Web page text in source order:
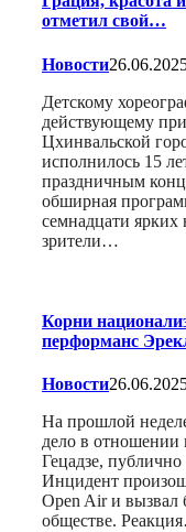
отметил свой…
Новости
Детскому
действующему
Цхинвальской
исполнилось 15
праздничным
обширная
семнадцати
зрители…
Корни
перформанс
Новости
На прошлой
дело в отношении
Гецадзе,
Инцидент
Open Air и вызвал
обществе.